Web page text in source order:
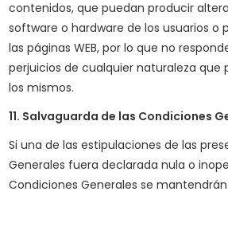
contenidos, que puedan producir
software o hardware de los usuarios o
las páginas WEB, por lo que no
perjuicios de cualquier naturaleza que
los mismos.
11. Salvaguarda de las Condiciones
Si una de las estipulaciones de las
Generales fuera declarada nula o
Condiciones Generales se